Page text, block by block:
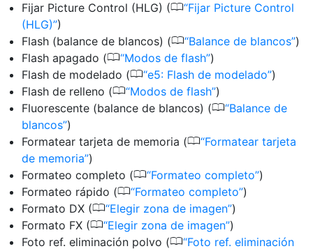
Fijar Picture Control (HLG) (0 Fijar Picture Control
(HLG) )
Flash (balance de blancos) (0 Balance de blancos )
Flash apagado (0 Modos de flash )
Flash de modelado (0 e5: Flash de modelado )
Flash de relleno (0 Modos de flash )
Fluorescente (balance de blancos) (0 Balance de
blancos )
Formatear tarjeta de memoria (0 Formatear tarjeta
de memoria )
Formateo completo (0 Formateo completo )
Formateo rápido (0 Formateo completo )
Formato DX (0 Elegir zona de imagen )
Formato FX (0 Elegir zona de imagen )
Foto ref. eliminación polvo (0 Foto ref. eliminación